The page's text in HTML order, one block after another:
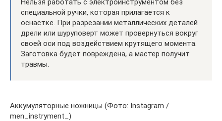
Нельзя работать с электроинструментом без
специальной ручки, которая прилагается к
оснастке. При разрезании металлических деталей
дрели или шуруповерт может провернуться вокруг
своей оси под воздействием крутящего момента.
Заготовка будет повреждена, а мастер получит
травмы.
Аккумуляторные ножницы (Фото: Instagram /
men_instryment_)